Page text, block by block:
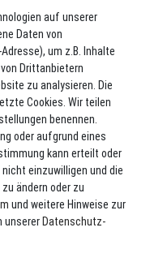
auf unserer
Daten von
um z.B. Inhalte
Drittanbietern
zu analysieren. Die
Cookies. Wir teilen
benennen.
oder aufgrund eines
kann erteilt oder
einzuwilligen und die
ändern oder zu
und weitere Hinweise zur
unserer Daten­schutz­